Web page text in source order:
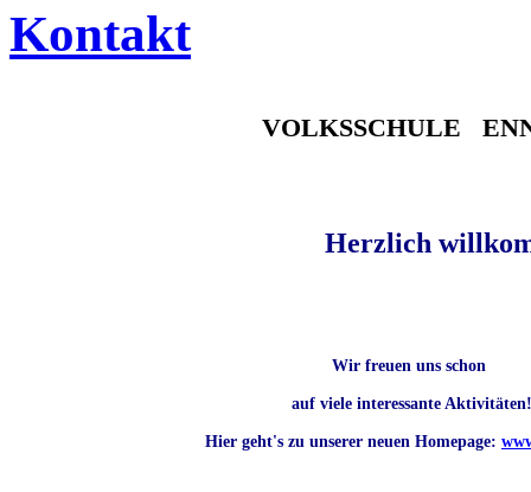
Kontakt
VOLKSSCHULE
Herzlich
Wir freuen uns schon
auf viele interessante Aktivitäten!
Hier geht's zu unserer neuen Homepage: